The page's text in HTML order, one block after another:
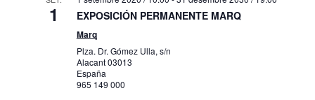
1 EXPOSICIÓN PERMANENTE MARQ
Marq
Plza. Dr. Gómez Ulla, s/n
Alacant03013
España
965 149 000